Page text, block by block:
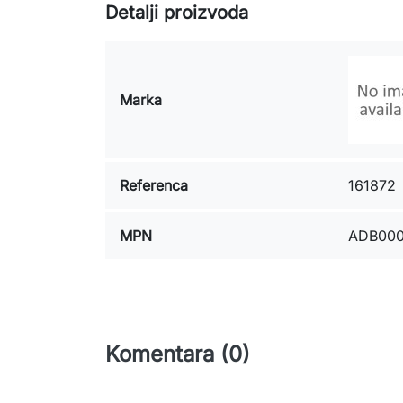
Detalji proizvoda
Marka
Referenca 161872
MPN
Komentara (0)